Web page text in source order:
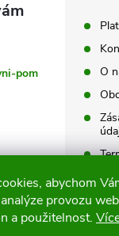
abychom
provozu
a použitelnost.
pom
O